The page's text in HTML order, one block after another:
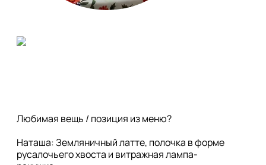
Любимая вещь / позиция из меню?
Наташа: Земляничный латте, полочка в форме
русалочьего хвоста и витражная лампа-